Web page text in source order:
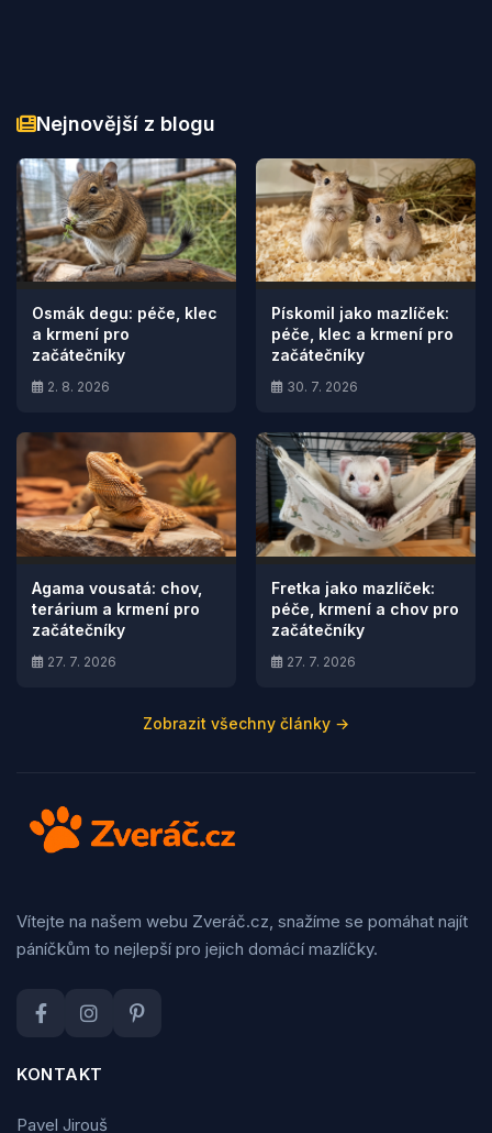
Nejnovější z blogu
Osmák degu: péče, klec
a krmení pro
začátečníky
2. 8. 2026
Pískomil jako mazlíček:
péče, klec a krmení pro
začátečníky
30. 7. 2026
Agama vousatá: chov,
terárium a krmení pro
začátečníky
27. 7. 2026
Fretka jako mazlíček:
péče, krmení a chov pro
začátečníky
27. 7. 2026
Zobrazit všechny články →
Vítejte na našem webu Zveráč.cz, snažíme se pomáhat najít
páníčkům to nejlepší pro jejich domácí mazlíčky.
KONTAKT
Pavel Jirouš